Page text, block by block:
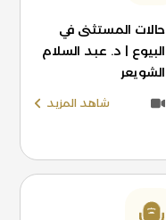
حالات المستثنى في
البيوع | د. عبد السلام
الشويعر
شاهد المزيد